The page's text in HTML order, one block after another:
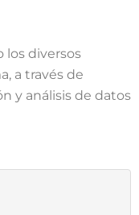
los diversos
a través de
y análisis de datos